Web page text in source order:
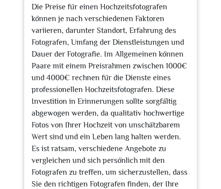
Die Preise für einen Hochzeitsfotografen
können je nach verschiedenen Faktoren
variieren, darunter Standort, Erfahrung des
Fotografen, Umfang der Dienstleistungen und
Dauer der Fotografie. Im Allgemeinen können
Paare mit einem Preisrahmen zwischen 1000€
und 4000€ rechnen für die Dienste eines
professionellen Hochzeitsfotografen. Diese
Investition in Erinnerungen sollte sorgfältig
abgewogen werden, da qualitativ hochwertige
Fotos von Ihrer Hochzeit von unschätzbarem
Wert sind und ein Leben lang halten werden.
Es ist ratsam, verschiedene Angebote zu
vergleichen und sich persönlich mit den
Fotografen zu treffen, um sicherzustellen, dass
Sie den richtigen Fotografen finden, der Ihre